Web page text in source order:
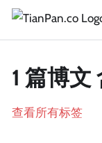
1 篇博文
查看所有标签